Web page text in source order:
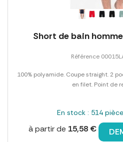
Short de bain
Référence
100% polyamide. Coupe straight. 2
en filet. Point de
En stock : 514
à partir de 15,58 €